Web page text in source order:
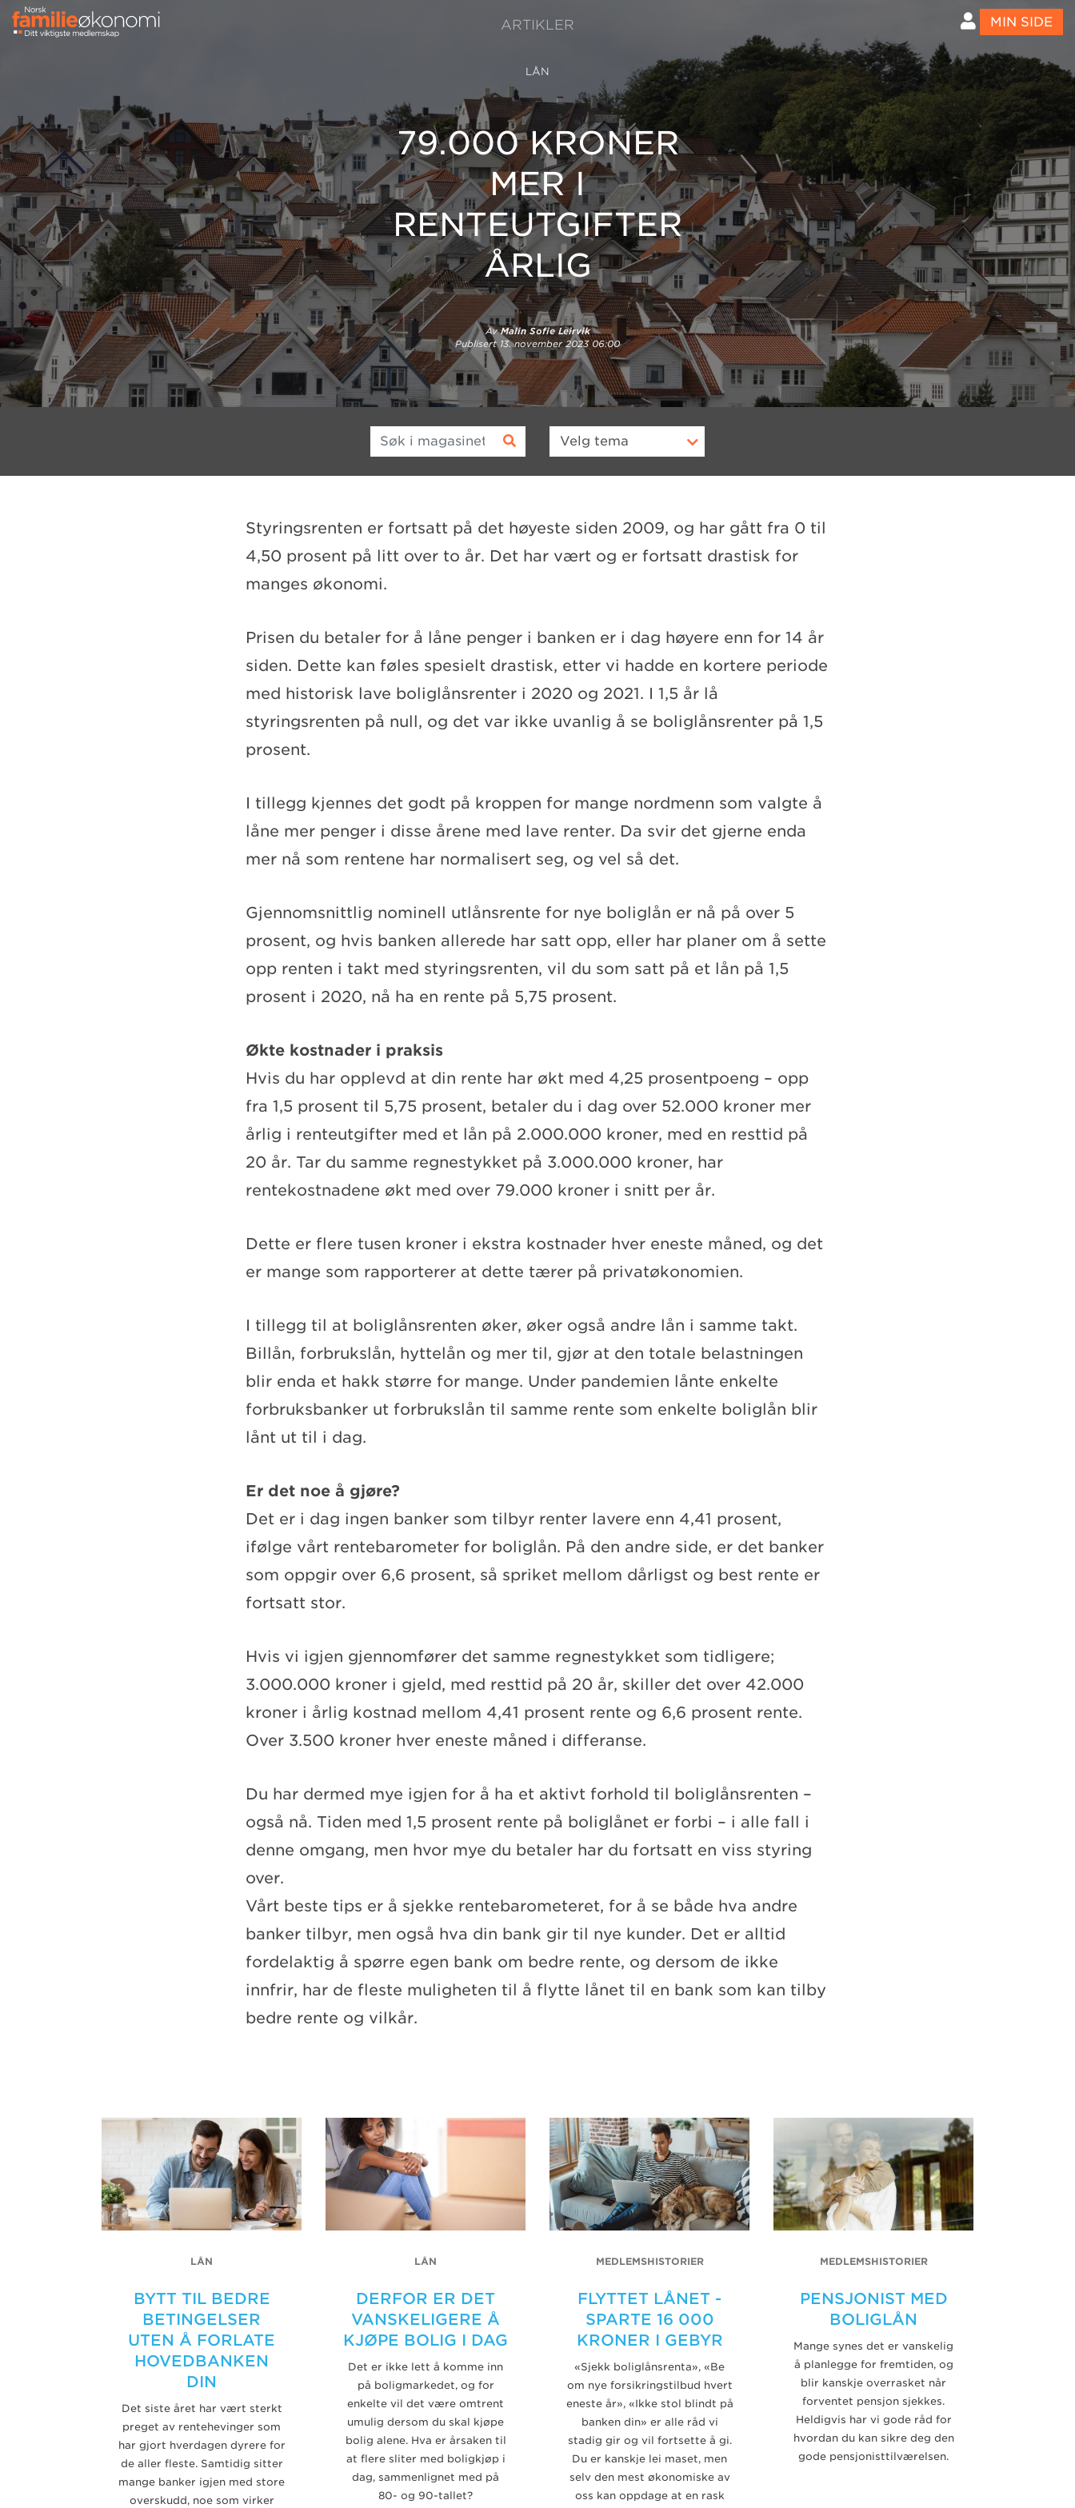
ARTIKLER MIN SIDE
LÅN
79.000 KRONER
MER I
RENTEUTGIFTER
ÅRLIG
AvMalin Sofie Leirvik
Publisert 13. november 2023 06:00
Søk i magasinet Velg tema
Styringsrenten er fortsatt på det høyeste siden 2009, og har gått fra 0 til
4,50 prosent på litt over to år. Det har vært og er fortsatt drastisk for
manges økonomi.
Prisen du betaler for å låne penger i banken er i dag høyere enn for 14 år
siden. Dette kan føles spesielt drastisk, etter vi hadde en kortere periode
med historisk lave boliglånsrenter i 2020 og 2021. I 1,5 år lå
styringsrenten på null, og det var ikke uvanlig å se boliglånsrenter på 1,5
prosent.
I tillegg kjennes det godt på kroppen for mange nordmenn som valgte å
låne mer penger i disse årene med lave renter. Da svir det gjerne enda
mer nå som rentene har normalisert seg, og vel så det.
Gjennomsnittlig nominell utlånsrente for nye boliglån er nå på over 5
prosent, og hvis banken allerede har satt opp, eller har planer om å sette
opp renten i takt med styringsrenten, vil du som satt på et lån på 1,5
prosent i 2020, nå ha en rente på 5,75 prosent.
Økte kostnader i praksis
Hvis du har opplevd at din rente har økt med 4,25 prosentpoeng – opp
fra 1,5 prosent til 5,75 prosent, betaler du i dag over 52.000 kroner mer
årlig i renteutgifter med et lån på 2.000.000 kroner, med en resttid på
20 år. Tar du samme regnestykket på 3.000.000 kroner, har
rentekostnadene økt med over 79.000 kroner i snitt per år.
Dette er flere tusen kroner i ekstra kostnader hver eneste måned, og det
er mange som rapporterer at dette tærer på privatøkonomien.
I tillegg til at boliglånsrenten øker, øker også andre lån i samme takt.
Billån, forbrukslån, hyttelån og mer til, gjør at den totale belastningen
blir enda et hakk større for mange. Under pandemien lånte enkelte
forbruksbanker ut forbrukslån til samme rente som enkelte boliglån blir
lånt ut til i dag.
Er det noe å gjøre?
Det er i dag ingen banker som tilbyr renter lavere enn 4,41 prosent,
ifølge vårt rentebarometer for boliglån. På den andre side, er det banker
som oppgir over 6,6 prosent, så spriket mellom dårligst og best rente er
fortsatt stor.
Hvis vi igjen gjennomfører det samme regnestykket som tidligere;
3.000.000 kroner i gjeld, med resttid på 20 år, skiller det over 42.000
kroner i årlig kostnad mellom 4,41 prosent rente og 6,6 prosent rente.
Over 3.500 kroner hver eneste måned i differanse.
Du har dermed mye igjen for å ha et aktivt forhold til boliglånsrenten –
også nå. Tiden med 1,5 prosent rente på boliglånet er forbi – i alle fall i
denne omgang, men hvor mye du betaler har du fortsatt en viss styring
over.
Vårt beste tips er å sjekke rentebarometeret, for å se både hva andre
banker tilbyr, men også hva din bank gir til nye kunder. Det er alltid
fordelaktig å spørre egen bank om bedre rente, og dersom de ikke
innfrir, har de fleste muligheten til å flytte lånet til en bank som kan tilby
bedre rente og vilkår.
LÅN
BYTT TIL BEDRE
BETINGELSER
UTEN Å FORLATE
HOVEDBANKEN
DIN
Det siste året har vært sterkt
preget av rentehevinger som
har gjort hverdagen dyrere for
de aller fleste. Samtidig sitter
mange banker igjen med store
overskudd, noe som virker
LÅN
DERFOR ER DET
VANSKELIGERE Å
KJØPE BOLIG I DAG
Det er ikke lett å komme inn
på boligmarkedet, og for
enkelte vil det være omtrent
umulig dersom du skal kjøpe
bolig alene. Hva er årsaken til
at flere sliter med boligkjøp i
dag, sammenlignet med på
80- og 90-tallet?
MEDLEMSHISTORIER
FLYTTET LÅNET -
SPARTE 16 000
KRONER I GEBYR
«Sjekk boliglånsrenta», «Be
om nye forsikringstilbud hvert
eneste år», «Ikke stol blindt på
banken din» er alle råd vi
stadig gir og vil fortsette å gi.
Du er kanskje lei maset, men
selv den mest økonomiske av
oss kan oppdage at en rask
MEDLEMSHISTORIER
PENSJONIST MED
BOLIGLÅN
Mange synes det er vanskelig
å planlegge for fremtiden, og
blir kanskje overrasket når
forventet pensjon sjekkes.
Heldigvis har vi gode råd for
hvordan du kan sikre deg den
gode pensjonisttilværelsen.